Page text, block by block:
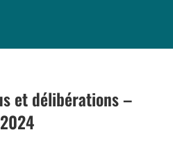
et délibérations –
2024